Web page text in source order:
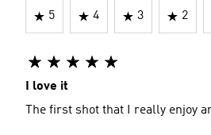
5 4 3 2
I love it
The first shot that I really enjoy